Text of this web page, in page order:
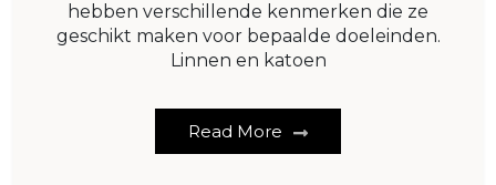
hebben verschillende kenmerken die ze
geschikt maken voor bepaalde doeleinden.
Linnen en katoen
Read More